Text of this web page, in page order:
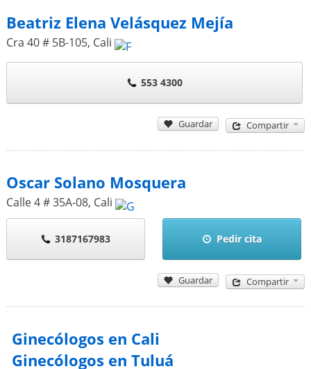
Beatriz Elena Velásquez Mejía
Cra 40 # 5B-105, Cali
553 4300
Guardar Compartir
Oscar Solano Mosquera
Calle 4 # 35A-08, Cali
3187167983 Pedir cita
Guardar Compartir
Ginecólogos en Cali
Ginecólogos en Tuluá